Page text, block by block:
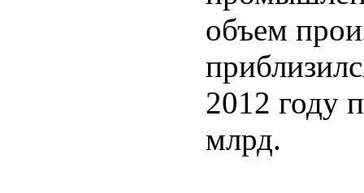
объем
2012 году
млрд.